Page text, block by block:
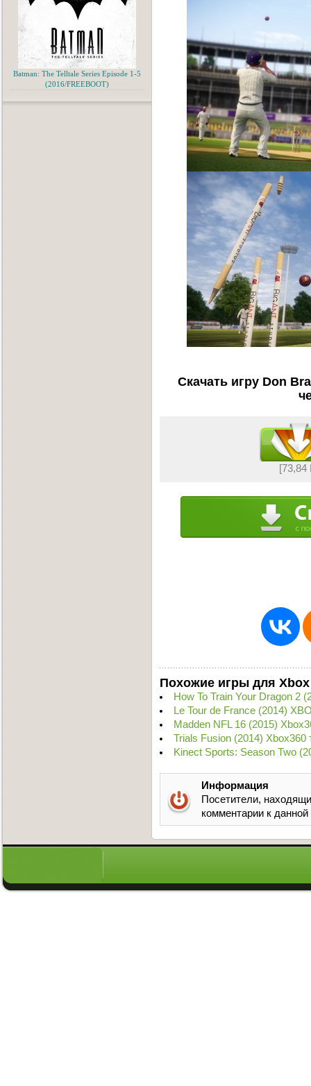
Скачать игру Don
[73,84
Похожие игры для Xbox
How To Train Your Dragon 2
Le Tour de France (2014)
Madden NFL 16 (2015)
Trials Fusion (2014) Xbox360
Kinect Sports: Season Two
Информация
Посетители,
комментарии к
Batman: The Telltale Series Episode 1-5
(2016/FREEBOOT)